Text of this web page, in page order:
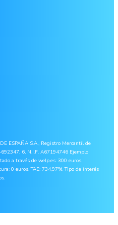
ESPAÑA S.A., Registro Mercantil de
6, N.I.F. A67194746 Ejemplo
a través de welp.es: 300 euros.
0 euros. TAE: 734,97%. Tipo de interés